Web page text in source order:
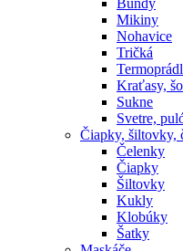
Mikiny
Nohavice
Tričká
Kraťasy,
Sukne
Svetre,
Čiapky, šiltovky,
Čelenky
Čiapky
Šiltovky
Kukly
Klobúky
Šatky